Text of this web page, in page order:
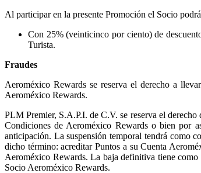
Al participar en la presente Promoción el Socio
Con 25% (veinticinco por ciento) de
Turista.
Fraudes
Aeroméxico Rewards se reserva el derecho a
Aeroméxico Rewards.
PLM Premier, S.A.P.I. de C.V. se reserva el
Condiciones de Aeroméxico Rewards o bien por
anticipación. La suspensión temporal tendrá como
dicho término: acreditar Puntos a su Cuenta
Aeroméxico Rewards. La baja definitiva tiene
Socio Aeroméxico Rewards.